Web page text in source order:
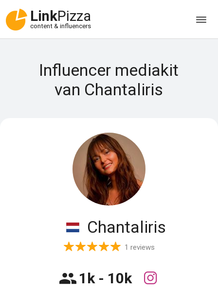
LinkPizza
content & influencers
Influencer mediakit
van Chantaliris
Chantaliris
1 reviews
1k - 10k